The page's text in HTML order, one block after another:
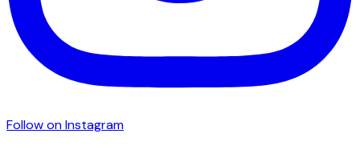
Follow on Instagram